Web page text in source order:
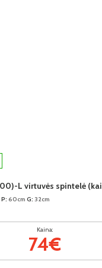
P: 60cm G: 32cm
Kaina:
74€